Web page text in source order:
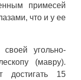
примесей
что и у ее
угольно-
(мавру).
достигать 15